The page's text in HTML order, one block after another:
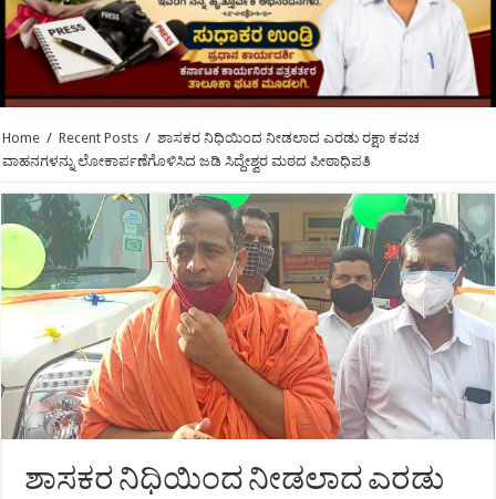
Home / Recent Posts / ಶಾಸಕರ ನಿಧಿಯಿಂದ ನೀಡಲಾದ ಎರಡು ರಕ್ಷಾ ಕವಚ
ವಾಹನಗಳನ್ನು ಲೋಕಾರ್ಪಣೆಗೊಳಿಸಿದ ಜಡಿ ಸಿದ್ದೇಶ್ವರ ಮಠದ ಪೀಠಾಧಿಪತಿ
ಶಾಸಕರ ನಿಧಿಯಿಂದ ನೀಡಲಾದ ಎರಡು